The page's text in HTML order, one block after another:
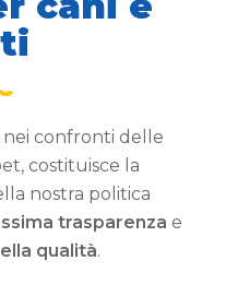
confronti delle
costituisce la
nostra politica
trasparenza e
qualità.